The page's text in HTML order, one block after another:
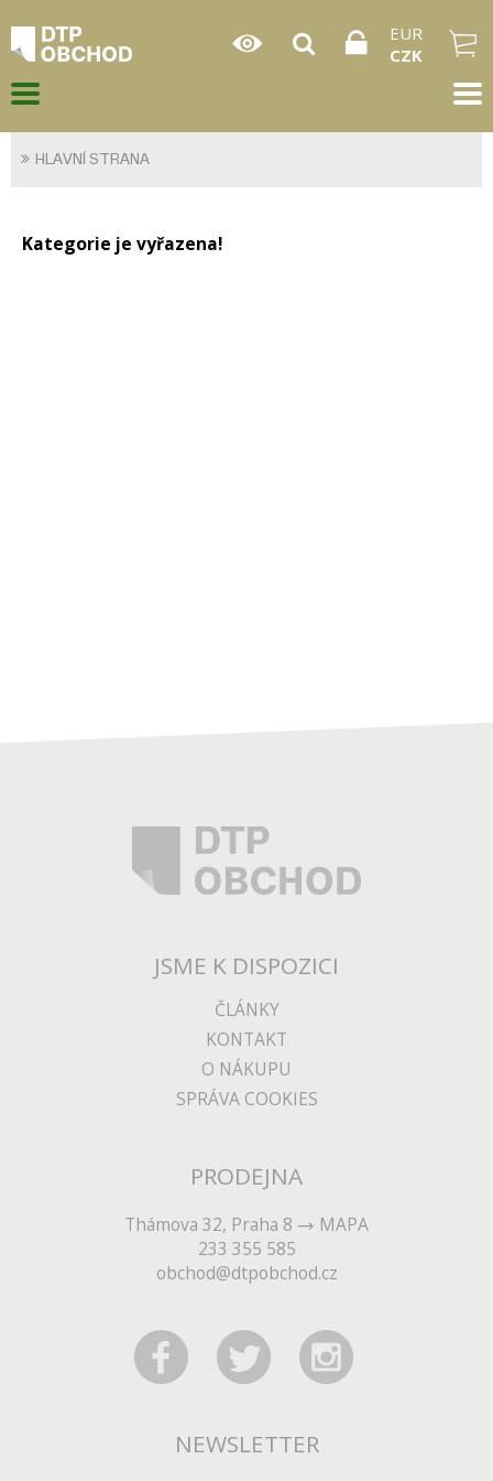
EUR
CZK
HLAVNÍ STRANA
Kategorie je vyřazena!
JSME K DISPOZICI
ČLÁNKY
KONTAKT
O NÁKUPU
SPRÁVA COOKIES
PRODEJNA
Thámova 32, Praha 8
MAPA
233 355 585
obchod@dtpobchod.cz
NEWSLETTER